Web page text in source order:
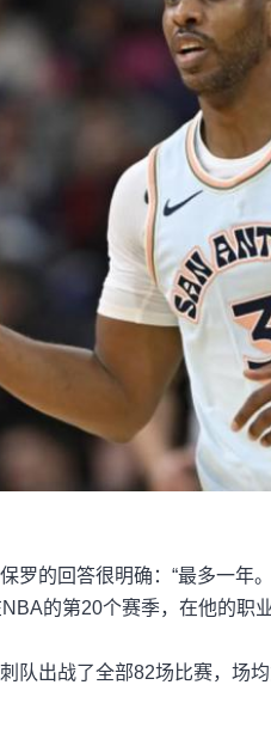
罗的回答很明确：“最多一年
的第20个赛季，在他的职
队出战了全部82场比赛，场